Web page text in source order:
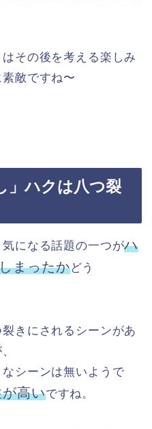
その後を考える楽しみ
敵ですね〜
」ハクは八つ裂
になる話題の一つがハ
まったかどう
きにされるシーンがあ
シーンは無いようで
高いですね。